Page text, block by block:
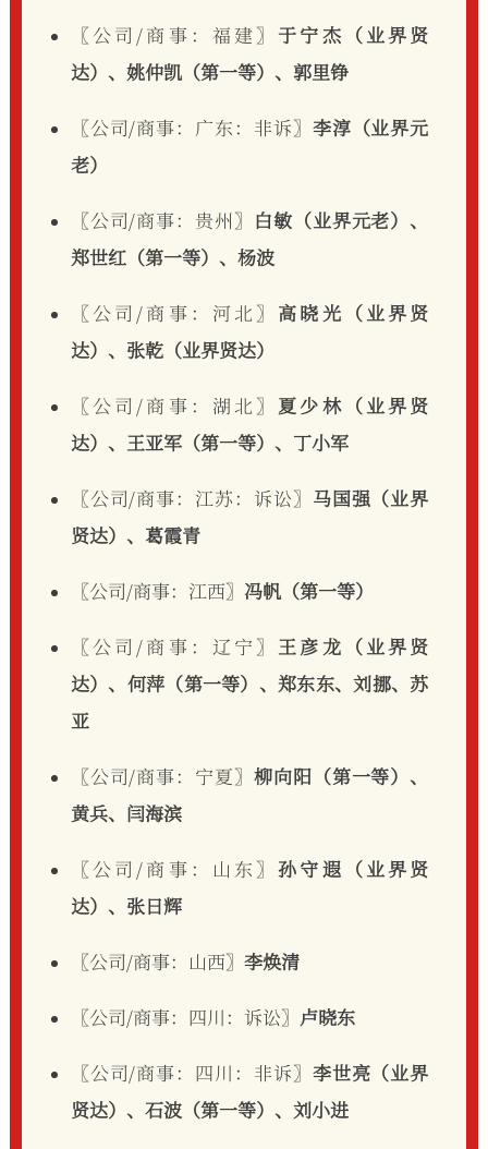
〖公司/商事：福建〗 于宁杰（业界贤
达）、姚仲凯（第一等）、郭里铮
〖公司/商事：广东：非诉〗 李淳（业界元
老）
〖公司/商事：贵州〗 白敏（业界元老）、
郑世红（第一等）、杨波
〖公司/商事：河北〗 高晓光（业界贤
达）、张乾（业界贤达）
〖公司/商事：湖北〗 夏少林（业界贤
达）、王亚军（第一等）、丁小军
〖公司/商事：江苏：诉讼〗 马国强（业界
贤达）、葛霞青
〖公司/商事：江西〗 冯帆（第一等）
〖公司/商事：辽宁〗 王彦龙（业界贤
达）、何萍（第一等）、郑东东、刘挪、苏
亚
〖公司/商事：宁夏〗 柳向阳（第一等）、
黄兵、闫海滨
〖公司/商事：山东〗孙守遐（业界贤
达）、张日辉
〖公司/商事：山西〗 李焕清
〖公司/商事：四川：诉讼〗 卢晓东
〖公司/商事：四川：非诉〗 李世亮（业界
贤达）、石波（第一等）、刘小进